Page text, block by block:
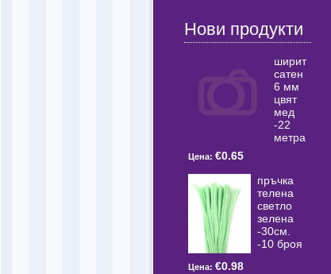
Нови продукти
ширит
сатен
6 мм
цвят
мед
-22
метра
Цена: €0.65
пръчка
телена
светлo
зелена
-30см.
-10 броя
Цена: €0.98